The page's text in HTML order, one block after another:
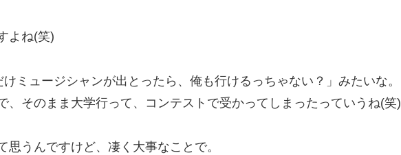
よね(笑)
けミュージシャンが出とったら、俺も行けるっちゃない？」みたいな。
、そのまま大学行って、コンテストで受かってしまったっていうね(笑)
思うんですけど、凄く大事なことで。